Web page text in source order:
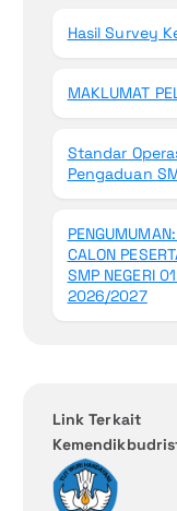
Hasil Survey
MAKLUMAT
Standar
Pengaduan
CALON
SMP NEGERI
2026/2027
Link Terkait